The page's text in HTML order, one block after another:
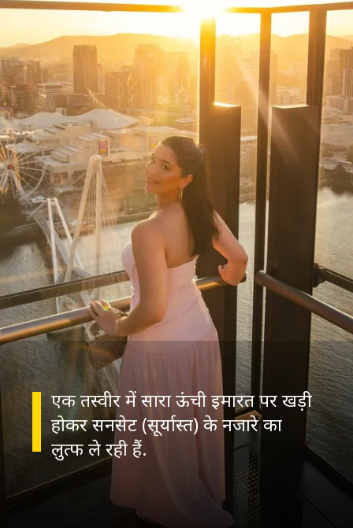
एक तस्वीर में सारा ऊंची इमारत पर खड़ी
होकर सनसेट (सूर्यास्त) के नजारे का
लुत्फ ले रही हैं.